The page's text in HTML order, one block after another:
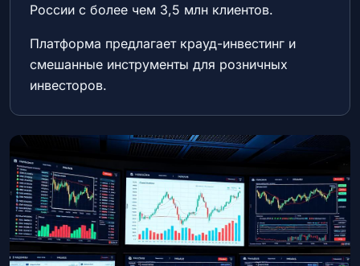
Карьера
Обучение
Мероприятия
Экосистема
России с более чем 3,5 млн клиентов.
Платформа предлагает крауд-инвестинг и
смешанные инструменты для розничных
инвесторов.